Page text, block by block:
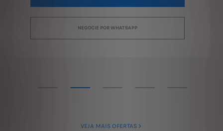
NEGOCIE POR WHATSAPP
VEJA MAIS OFERTAS